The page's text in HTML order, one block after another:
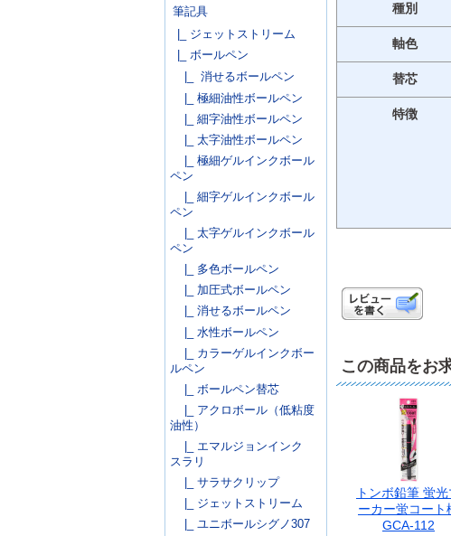
筆記具
|_ ジェットストリーム
|_ ボールペン
|_ 消せるボールペン
|_ 極細油性ボールペン
|_ 細字油性ボールペン
|_ 太字油性ボールペン
|_ 極細ゲルインクボール
ペン
|_ 細字ゲルインクボール
ペン
|_ 太字ゲルインクボール
ペン
|_ 多色ボールペン
|_ 加圧式ボールペン
|_ 消せるボールペン
|_ 水性ボールペン
|_ カラーゲルインクボー
ルペン
|_ ボールペン替芯
|_ アクロボール（低粘度
油性）
|_ エマルジョンインク
スラリ
|_ サラサクリップ
|_ ジェットストリーム
|_ ユニボールシグノ307
種別
軸色
替芯
特徴
この商品をお
トンボ鉛筆 蛍光
ーカー蛍コート
GCA-112